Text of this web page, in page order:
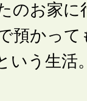
のお家に
預かっ
いう生活